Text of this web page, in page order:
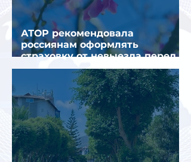
АТОР рекомендовала
россиянам оформлять
страховку от невыезда перед
поездкой в Грецию